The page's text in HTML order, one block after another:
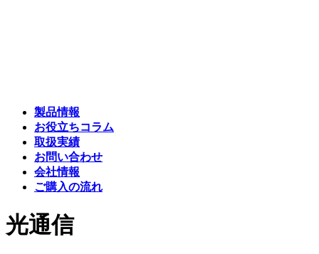
製品情報
お役立ちコラム
取扱実績
お問い合わせ
会社情報
ご購入の流れ
光通信